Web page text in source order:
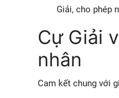
Giải, cho phép
Cự Giải
nhân
Cam kết chung với